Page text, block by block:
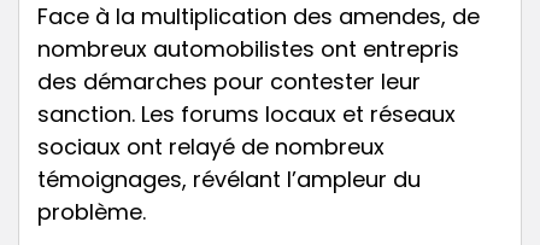
Face à la multiplication des amendes, de
nombreux automobilistes ont entrepris
des démarches pour contester leur
sanction. Les forums locaux et réseaux
sociaux ont relayé de nombreux
témoignages, révélant l’ampleur du
problème.